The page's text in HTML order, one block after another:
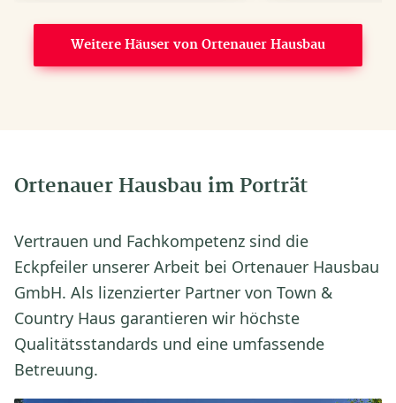
Weitere Häuser von Ortenauer Hausbau
Ortenauer Hausbau im Porträt
Vertrauen und Fachkompetenz sind die
Eckpfeiler unserer Arbeit bei Ortenauer Hausbau
GmbH. Als lizenzierter Partner von Town &
Country Haus garantieren wir höchste
Qualitätsstandards und eine umfassende
Betreuung.